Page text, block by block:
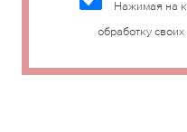
Нажимая на
обработку